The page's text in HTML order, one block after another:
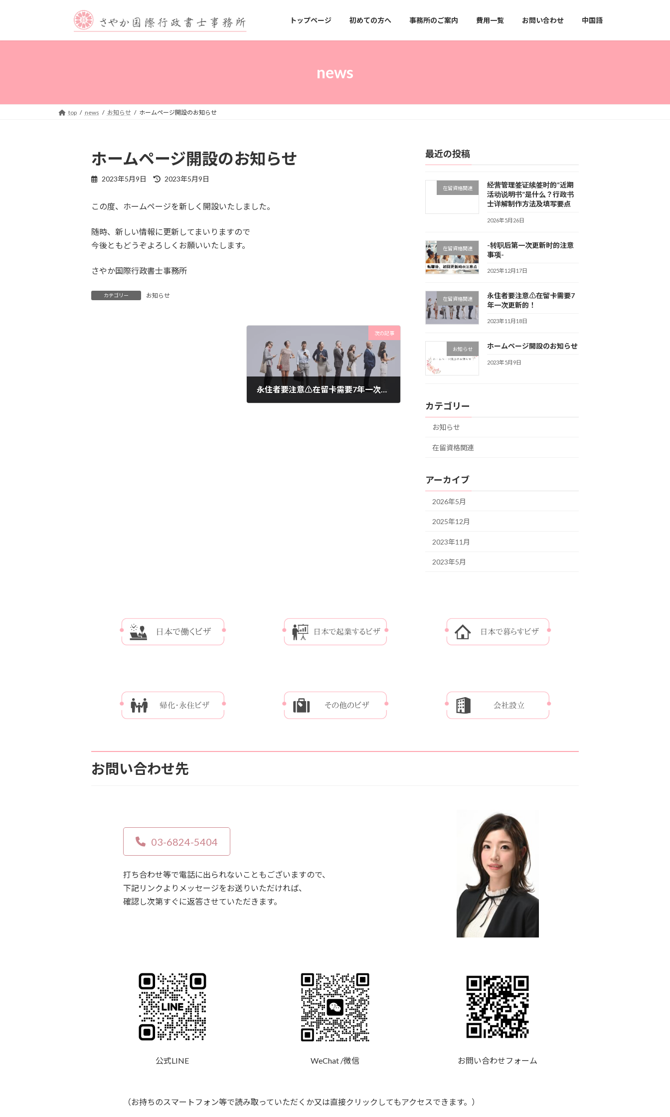
ン
ー
トップページ 初めての方へ 事務所のご案内 費用一覧 お問い合わせ 中国語
news
top news お知らせ ホームページ開設のお知らせ
ホームページ開設のお知らせ
2023年5月9日
最
新
時
:
2023年5月9日
この度、ホームページを新しく開設いたしました。
随時、新しい情報に更新してまいりますので
今後ともどうぞよろしくお願いいたします。
さやか国際行政書士事務所
カテゴリー お知らせ
次の記事
永住者要注意⚠在留卡需要7年一次更新的！
最近の投稿
在留資格関連
经营管理签证续签时的“近期
活动说明书”是什么？行政书
士详解制作方法及填写要点
2026年5月26日
在留資格関連
-转职后第一次更新时的注意
事项-
2025年12月17日
在留資格関連
永住者要注意⚠在留卡需要7
年一次更新的！
2023年11月18日
お知らせ ホームページ開設のお知らせ
2023年5月9日
カテゴリー
お知らせ
在留資格関連
アーカイブ
2026年5月
2025年12月
2023年11月
2023年5月
お問い合わせ先
03-6824-5404
打ち合わせ等で電話に出られないこともございますので、
下記リンクよりメッセージをお送りいただければ、
確認し次第すぐに返答させていただきます。
公式LINE WeChat /微信 お問い合わせフォーム
（お持ちのスマートフォン等で読み取っていただくか又は直接クリックしてもアクセスできます。）